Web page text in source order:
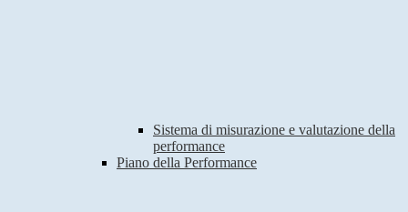
Sistema di misurazione e valutazione della
performance
Piano della Performance